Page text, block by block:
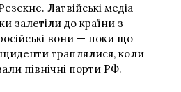
Латвійські медіа
залетіли до країни з
вони — поки що
траплялися, коли
північні порти РФ.